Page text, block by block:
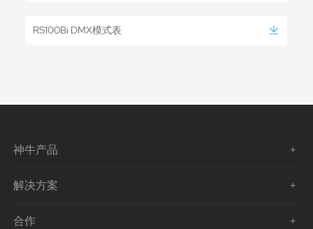
RS100Bi DMX模式表
神牛产品
解决方案
合作